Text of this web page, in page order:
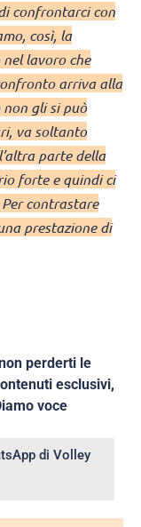
confrontarci con
così, la
lavoro che
arriva alla
gli si può
va soltanto
parte della
forte e quindi ci
contrastare
prestazione di
perderti le
esclusivi,
voce
di Volley